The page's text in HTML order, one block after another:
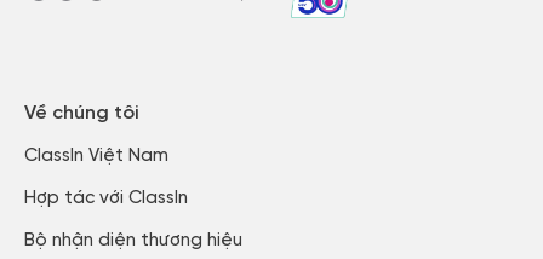
Về chúng tôi
ClassIn Việt Nam​
Hợp tác với ClassIn
Bộ nhận diện thương hiệu